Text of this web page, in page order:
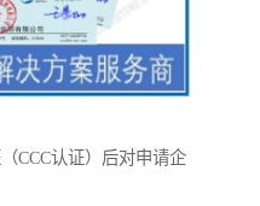
CCC认证）后对申请企